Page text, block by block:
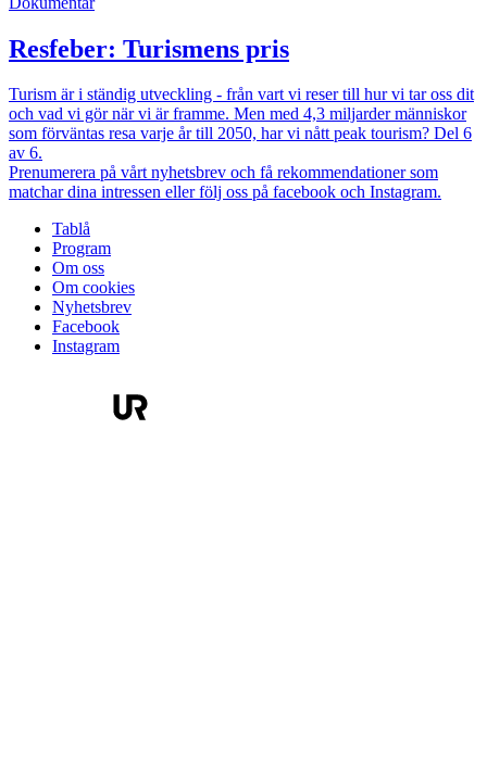
Resfeber: Turismens pris
Turism är i ständig utveckling - från vart vi reser till hur vi tar oss dit
och vad vi gör när vi är framme. Men med 4,3 miljarder människor
som förväntas resa varje år till 2050, har vi nått peak tourism? Del 6
av 6.
Prenumerera på vårt nyhetsbrev och få rekommendationer som
matchar dina intressen eller följ oss på facebook och Instagram.
Tablå
Program
Om oss
Om cookies
Nyhetsbrev
Facebook
Instagram